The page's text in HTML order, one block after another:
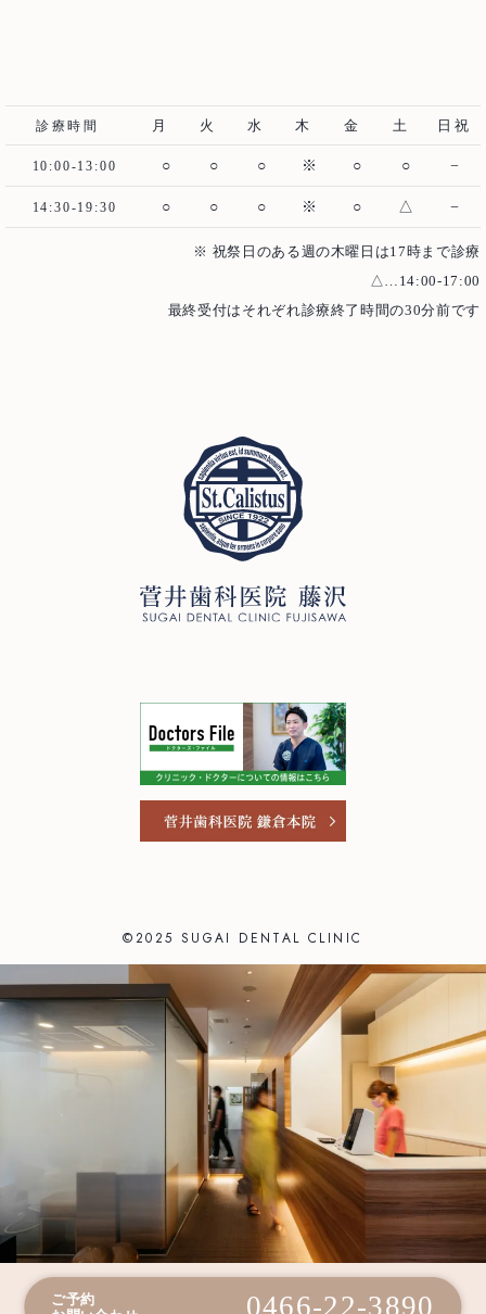
ご予約・お問い合わせ
プライバシーポリシー
予防歯科・メインテナンス 医療費控除について
診療時間 月 火 水 木 金 土 日祝
10:00-13:00 ○ ○ ○ ※ ○ ○ −
14:30-19:30 ○ ○ ○ ※ ○ △ −
※ 祝祭日のある週の木曜日は17時まで診療
△…14:00-17:00
最終受付はそれぞれ診療終了時間の30分前です
©2025 SUGAI DENTAL CLINIC
ご予約
0466-22-3890